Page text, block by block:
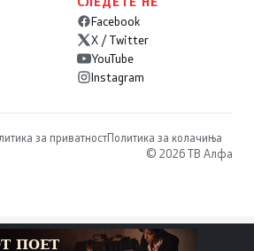
Facebook
X / Twitter
YouTube
Instagram
за приватностПолитика за колачиња
© 2026 ТВ Алфа